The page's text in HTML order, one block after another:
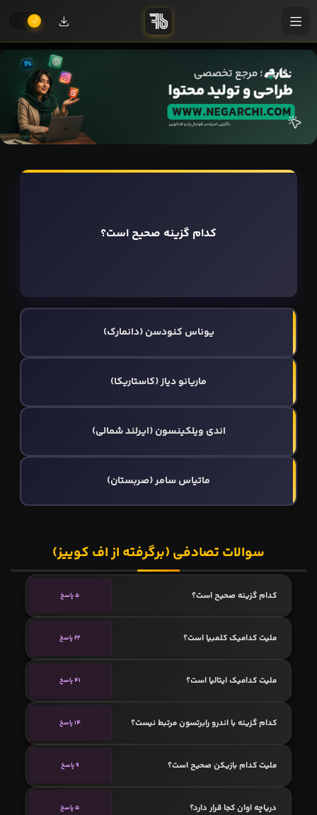
کدام گزینه صحیح است؟
یوناس کنودسن (دانمارک)
ماریانو دیاز (کاستاریکا)
اندی ویلکینسون (ایرلند شمالی)
ماتیاس سامر (صربستان)
سوالات تصادفی (برگرفته از اف کوییز)
کدام گزینه صحیح است؟ 5 پاسخ
ملیت کدامیک کلمبیا است؟ 22 پاسخ
ملیت کدامیک ایتالیا است؟ 41 پاسخ
کدام گزینه با اندرو رابرتسون مرتبط نیست؟ 14 پاسخ
ملیت کدام بازیکن صحیح است؟ 9 پاسخ
دریاچه اوان کجا قرار دارد؟ 5 پاسخ